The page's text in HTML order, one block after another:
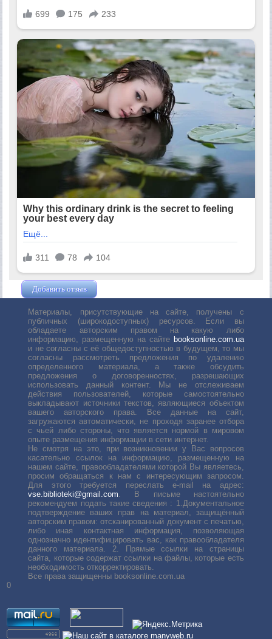
Добавить отзыв
Материалы, присутствующие на сайте, получены с
публичных (широкодоступных) ресурсов. Если вы
обладаете авторским правом на какую либо
информацию, размещенную на сайте booksonline.com.ua
и не согласны с её общедоступностью в будущем, то мы
согласны рассмотреть предложения по удалению
определенного материала, а также обсудить
предложения о договоренностях, разрешающих
использовать данный контент. Мы не отслеживаем
действия пользователей, которые самостоятельно
выкладывают источники текстов, являющиеся объектом
вашего авторского права. Все данные на сайт,
загружаются автоматически, не проходя заранее отбора
с чьей либо стороны, что является нормой в мировом
опыте размещения информации в сети интернет.
Не смотря на это, при возникновении у Вас вопросов
касательно ссылок на информацию, размещенную на
нашем сайте, правообладателями которой Вы являетесь,
просим обращаться к нам с интересующим запросом.
Для этого требуется переслать е-mail на адрес:
vse.biblioteki@gmail.com. В письме настоятельно
рекомендуем подать такие сведения : 1.Документальное
подтверждение ваших прав на материал, защищённый
авторским правом: отсканированный документ с печатью,
либо иная контактная информация, позволяющая
однозначно идентифицировать вас, как правообладателя
данного материала. 2. Прямые ссылки на страницы
сайта, которые содержат ссылки на файлы, которые есть
необходимость откорректировать.
Все права защищенны booksonline.com.ua
0